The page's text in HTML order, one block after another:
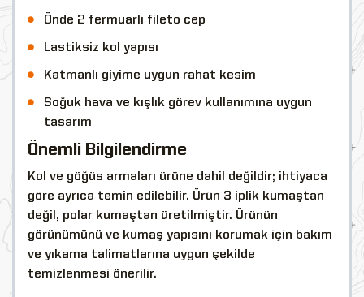
Önde 2 fermuarlı fileto cep
Lastiksiz kol yapısı
Katmanlı giyime uygun rahat kesim
Soğuk hava ve kışlık görev kullanımına uygun
tasarım
Önemli Bilgilendirme
Kol ve göğüs armaları ürüne dahil değildir; ihtiyaca
göre ayrıca temin edilebilir. Ürün 3 iplik kumaştan
değil, polar kumaştan üretilmiştir. Ürünün
görünümünü ve kumaş yapısını korumak için bakım
ve yıkama talimatlarına uygun şekilde
temizlenmesi önerilir.